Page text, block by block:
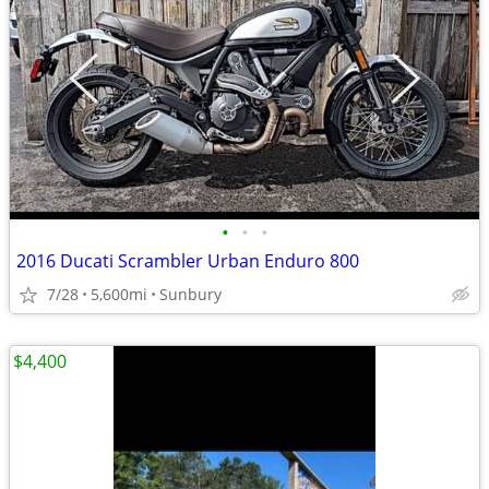
• • •
2016 Ducati Scrambler Urban Enduro 800
7/28 5,600mi Sunbury
$4,400